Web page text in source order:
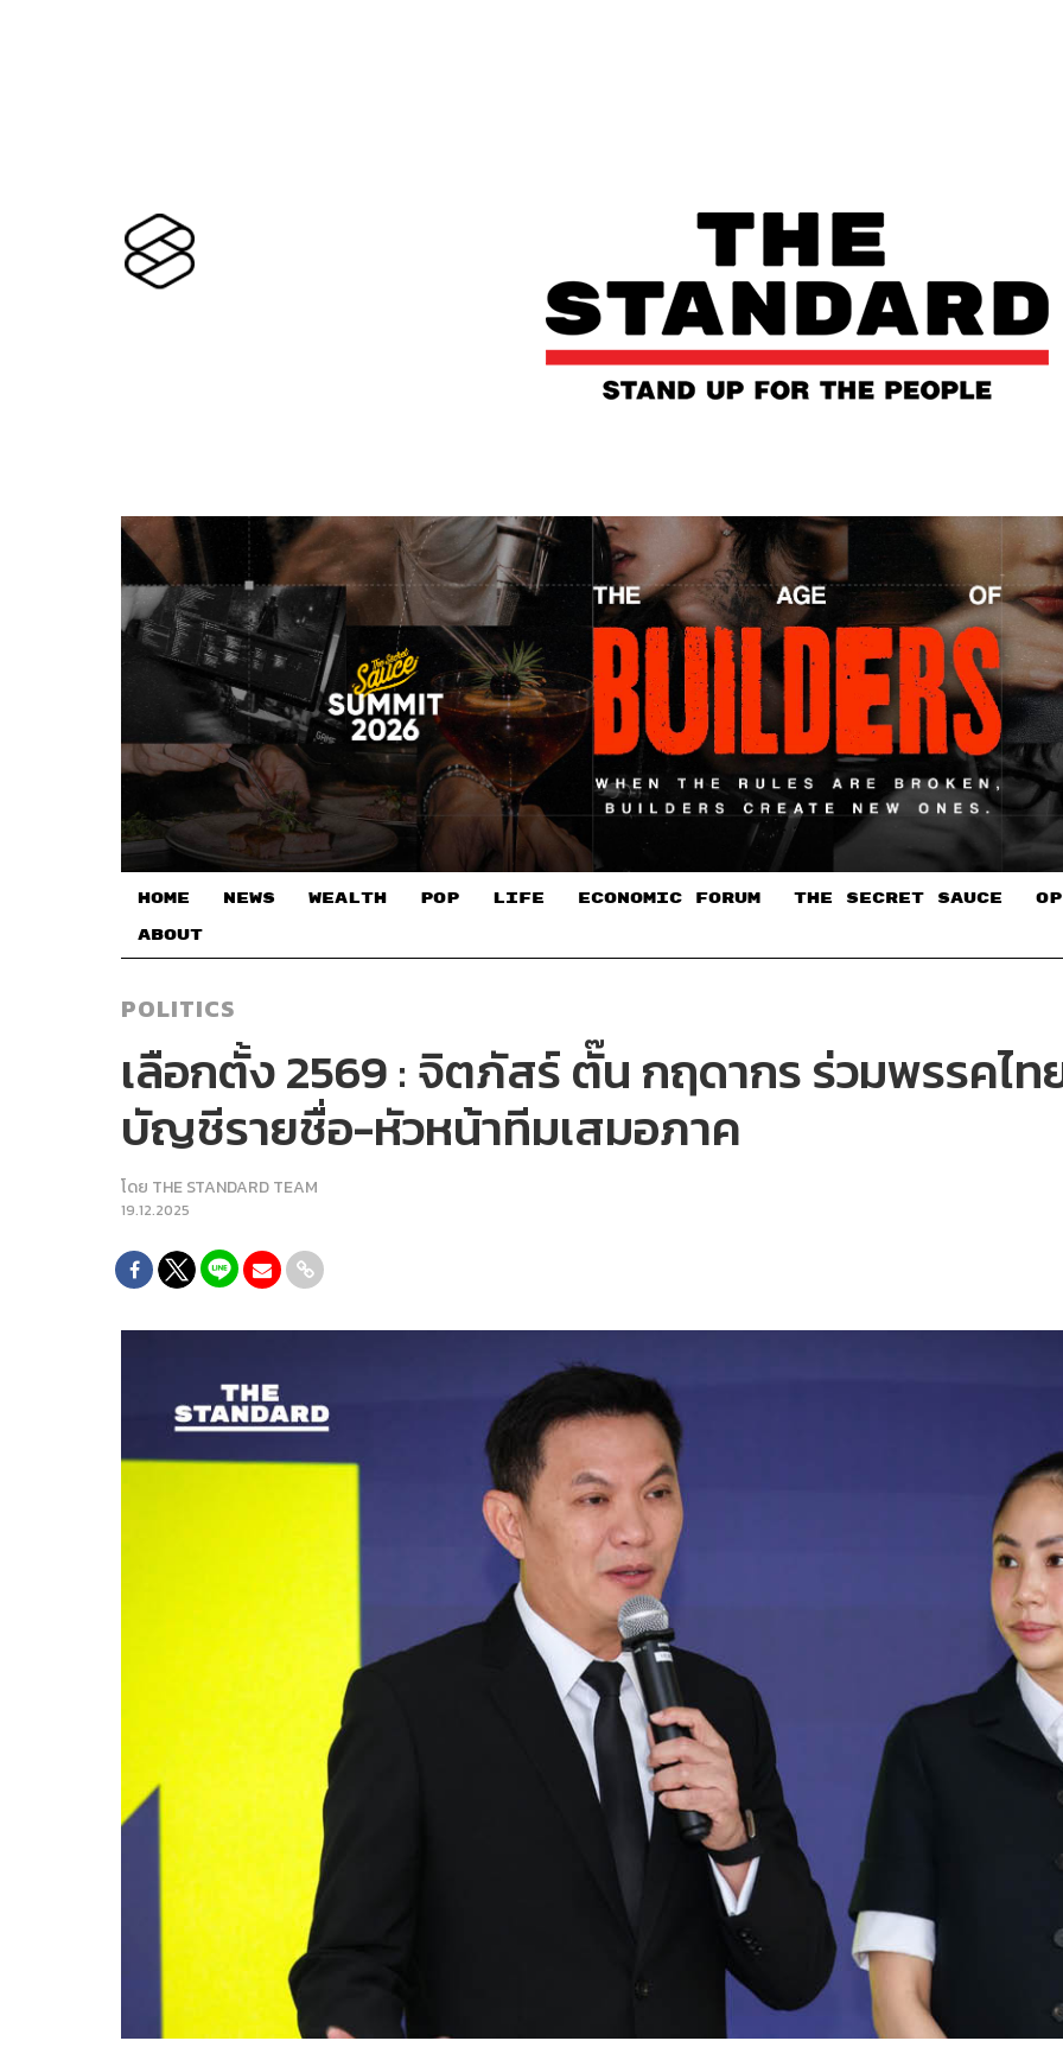
HOME NEWS WEALTH POP LIFE ECONOMIC FORUM THE SECRET SAUCE​
ABOUT
POLITICS
เลือกตั้ง 2569 : จิตภัสร์ ตั๊น กฤดากร ร่วมพรรคไท
บัญชีรายชื่อ-หัวหน้าทีมเสมอภาค
โดย THE STANDARD TEAM
19.12.2025